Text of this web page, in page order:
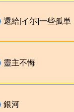
還給[イ尓]一些孤単
靈主不悔
銀河